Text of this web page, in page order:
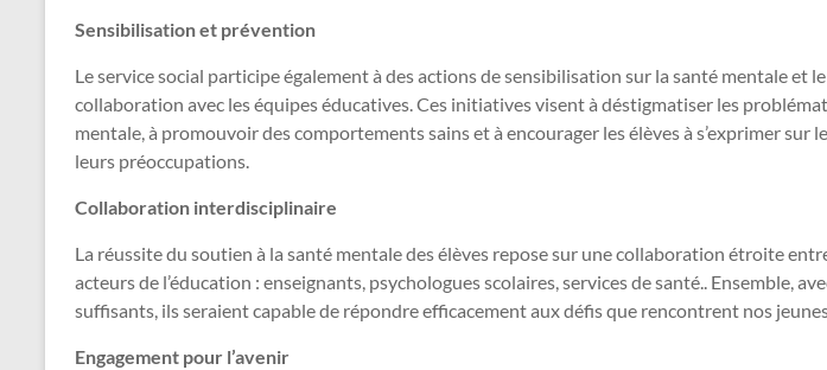
Sensibilisation et prévention
Le service social participe également à des actions de sensibilisation sur la santé mentale et
collaboration avec les équipes éducatives. Ces initiatives visent à déstigmatiser les
mentale, à promouvoir des comportements sains et à encourager les élèves à s’exprimer sur
leurs préoccupations.
Collaboration interdisciplinaire
La réussite du soutien à la santé mentale des élèves repose sur une collaboration étroite
acteurs de l’éducation : enseignants, psychologues scolaires, services de santé.. Ensemble,
suffisants, ils seraient capable de répondre efficacement aux défis que rencontrent nos
Engagement pour l’avenir